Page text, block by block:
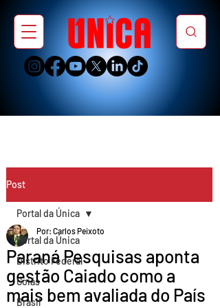
Post
Portal da Única
Distrito Federal
Goiás
Brasil
Portal da Única
Paraná Pesquisas aponta
gestão Caiado como a
mais bem avaliada do País
Por: Carlos Peixoto